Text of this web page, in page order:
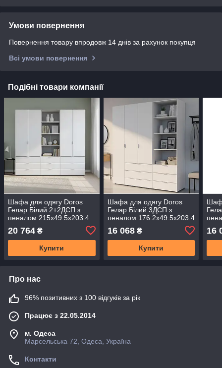
Умови повернення
Повернення товару впродовж 14 днів за рахунок покупця
Всі умови повернення
Подібні товари компанії
Шафа для одягу Doros
Гелар Білий 2+2ДСП з
пеналом 215х49.5х203.4
20 764 ₴
Купити
Шафа для одягу Doros
Гелар Білий 3ДСП з
пеналом 176.2х49.5х203.4
16 068₴
Купити
16
Про нас
96% позитивних з 100 відгуків за рік
Працює з 22.05.2014
м. Одеса
Марсельська 72, Одеса, Україна
Контакти